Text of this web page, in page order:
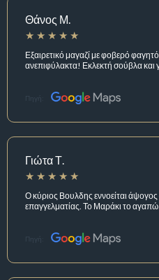
Θάνος Μ.
Εξαιρετικό μαγαζί με φοβερό
ανεπιφύλακτα! Εκλεκτή σούβλα και
Πηγή:
Γιώτα Τ.
Ο κύριος Βουλδης εννοείται
επαγγελματίας. Το Μαράκι το
Πηγή: